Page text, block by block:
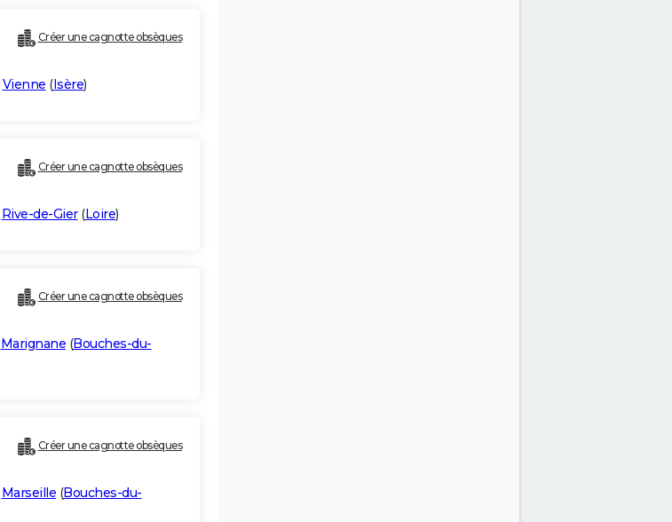
Créer une cagnotte obsèques
Vienne (Isère)
Créer une cagnotte obsèques
Rive-de-Gier(Loire)
Créer une cagnotte obsèques
Marignane (Bouches-du-
Créer une cagnotte obsèques
Marseille (Bouches-du-